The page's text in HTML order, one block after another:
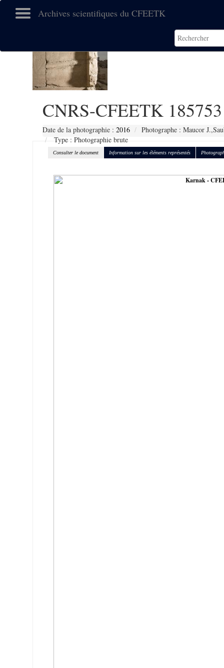
Archives scientifiques du CFEETK
CNRS-CFEETK 185753
Date de la photographie : 2016
Photographe : Maucor
Type : Photographie brute
Consulter le document Information sur les éléments représentés